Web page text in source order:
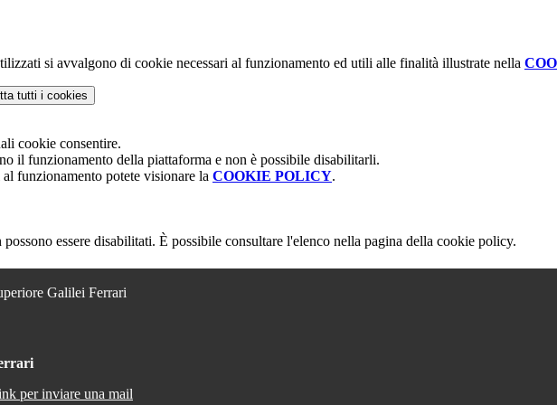
si avvalgono di cookie necessari al funzionamento ed utili alle finalità illustrate nella
tutti i cookies
cookie consentire.
il funzionamento della piattaforma e non è possibile disabilitarli.
funzionamento potete visionare la COOKIE POLICY.
essere disabilitati. È possibile consultare l'elenco nella pagina della cookie policy.
Galilei Ferrari
per inviare una mail